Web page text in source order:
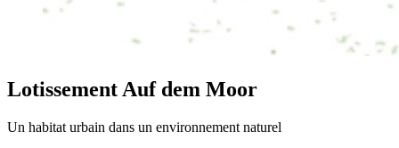
Lotissement Auf dem Moor
Un habitat urbain dans un environnement naturel